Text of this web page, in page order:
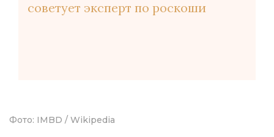
советует эксперт по роскоши
Фото: IMBD / Wikipedia